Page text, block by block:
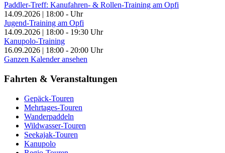
Paddler-Treff: Kanufahren- & Rollen-Training am Opfi
14.09.2026
18:00 - Uhr
Jugend-Training am Opfi
14.09.2026
18:00 - 19:30 Uhr
Kanupolo-Training
16.09.2026
18:00 - 20:00 Uhr
Ganzen Kalender ansehen
Fahrten & Veranstaltungen
Gepäck-Touren
Mehrtages-Touren
Wanderpaddeln
Wildwasser-Touren
Seekajak-Touren
Kanupolo